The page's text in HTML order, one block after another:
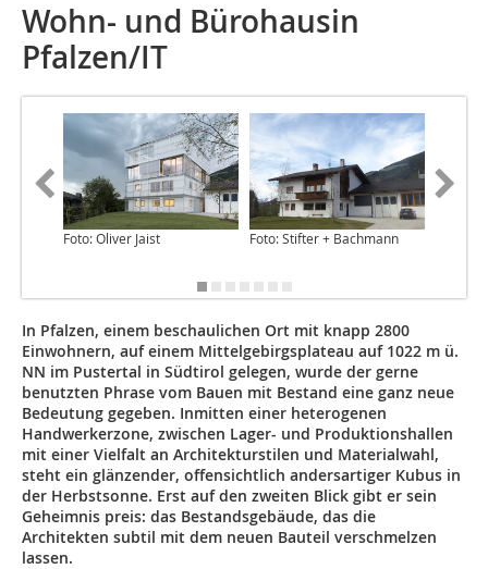
Wohn- und Bürohausin
Pfalzen/IT
Foto: Oliver Jaist Foto: Stifter + Bachmann
In Pfalzen, einem beschaulichen Ort mit knapp 2800
Einwohnern, auf einem Mittelgebirgsplateau auf 1022 m ü.
NN im Pustertal in Südtirol gelegen, wurde der gerne
benutzten Phrase vom Bauen mit Bestand eine ganz neue
Bedeutung gegeben. Inmitten einer heterogenen
Handwerkerzone, zwischen Lager- und Produktionshallen
mit einer Vielfalt an Architekturstilen und Materialwahl,
steht ein glänzender, offensichtlich andersartiger Kubus in
der Herbstsonne. Erst auf den zweiten Blick gibt er sein
Geheimnis preis: das Bestandsgebäude, das die
Architekten subtil mit dem neuen Bauteil verschmelzen
lassen.